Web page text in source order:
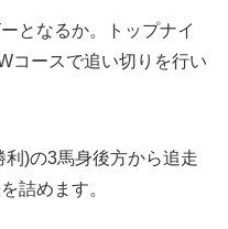
となるか。トップナイ
コースで追い切りを行い
)の3馬身後方から追走
詰めます。